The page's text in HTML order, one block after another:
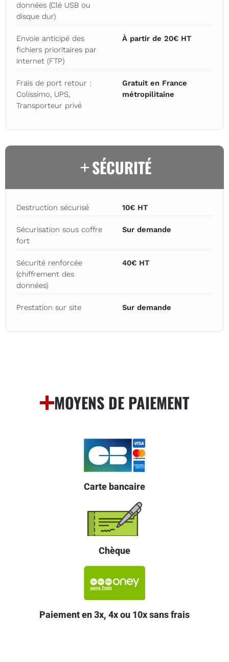
données (Clé USB ou
disque dur)
Envoie anticipé des
fichiers prioritaires par
internet (FTP)
À partir de 20€ HT
Frais de port retour :
Colissimo, UPS,
Transporteur privé
Gratuit en France
métropilitaine
SÉCURITÉ
Destruction sécurisé 10€ HT
Sécurisation sous coffre
fort
Sur demande
Sécurité renforcée
(chiffrement des
données)
40€ HT
Prestation sur site Sur demande
MOYENS DE PAIEMENT
Carte bancaire
Chèque
Paiement en 3x, 4x ou 10x sans frais